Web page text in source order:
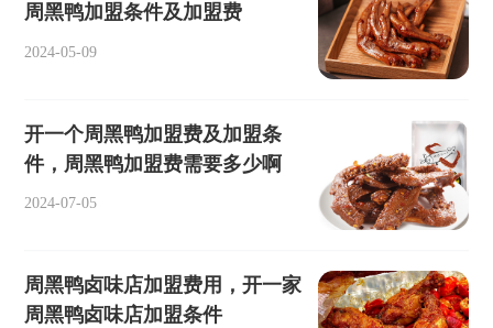
周黑鸭加盟条件及加盟费
2024-05-09
开一个周黑鸭加盟费及加盟条
件，周黑鸭加盟费需要多少啊
2024-07-05
周黑鸭卤味店加盟费用，开一家
周黑鸭卤味店加盟条件